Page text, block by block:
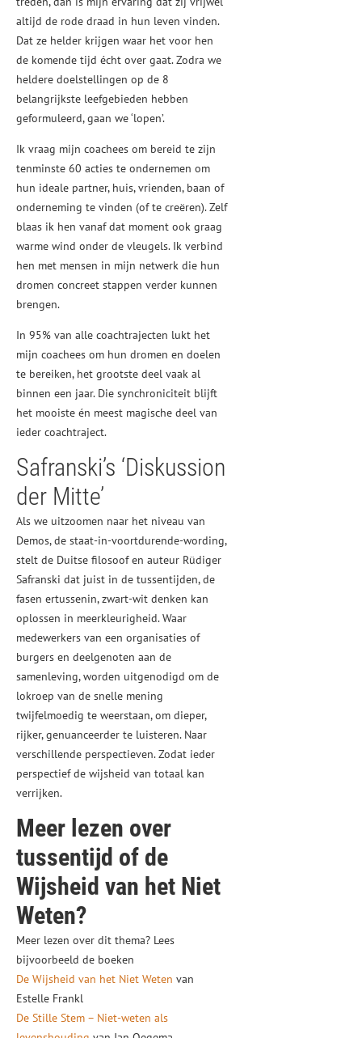
altijd de rode draad in hun leven vinden.
Dat ze helder krijgen waar het voor hen
de komende tijd écht over gaat. Zodra we
heldere doelstellingen op de 8
belangrijkste leefgebieden hebben
geformuleerd, gaan we ‘lopen’.
Ik vraag mijn coachees om bereid te zijn
tenminste 60 acties te ondernemen om
hun ideale partner, huis, vrienden, baan of
onderneming te vinden (of te creëren). Zelf
blaas ik hen vanaf dat moment ook graag
warme wind onder de vleugels. Ik verbind
hen met mensen in mijn netwerk die hun
dromen concreet stappen verder kunnen
brengen.
In 95% van alle coachtrajecten lukt het
mijn coachees om hun dromen en doelen
te bereiken, het grootste deel vaak al
binnen een jaar. Die synchroniciteit blijft
het mooiste én meest magische deel van
ieder coachtraject.
Safranski’s ‘Diskussion
der Mitte’
Als we uitzoomen naar het niveau van
Demos, de staat-in-voortdurende-wording,
stelt de Duitse filosoof en auteur Rüdiger
Safranski dat juist in de tussentijden, de
fasen ertussenin, zwart-wit denken kan
oplossen in meerkleurigheid. Waar
medewerkers van een organisaties of
burgers en deelgenoten aan de
samenleving, worden uitgenodigd om de
lokroep van de snelle mening
twijfelmoedig te weerstaan, om dieper,
rijker, genuanceerder te luisteren. Naar
verschillende perspectieven. Zodat ieder
perspectief de wijsheid van totaal kan
verrijken.
Meer lezen over
tussentijd of de
Wijsheid van het Niet
Weten?
Meer lezen over dit thema? Lees
bijvoorbeeld de boeken
De Wijsheid van het Niet Weten van
Estelle Frankl
De Stille Stem – Niet-weten als